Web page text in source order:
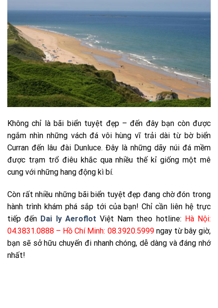
Không chỉ là bãi biển tuyệt đẹp – đến đây bạn còn được
ngắm nhìn những vách đá vôi hùng vĩ trải dài từ bờ biển
Curran đến lâu đài Dunluce. Đây là những dãy núi đá mềm
được trạm trổ điêu khắc qua nhiều thế kỉ giống một mê
cung với những hang động kì bí.
Còn rất nhiều những bãi biển tuyệt đẹp đang chờ đón trong
hành trình khám phá sắp tới của bạn! Chỉ cần liên hệ trực
tiếp đến Dai ly Aeroflot Việt Nam theo hotline: Hà Nội:
04.3831.0888 – Hồ Chí Minh: 08.3920.5999ngay từ bây giờ,
bạn sẽ sở hữu chuyến đi nhanh chóng, dễ dàng và đáng nhớ
nhất!